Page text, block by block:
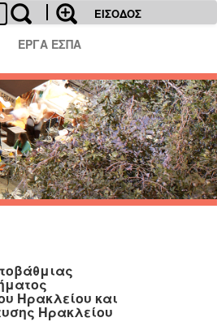
ΕΙΣΟΔΟΣ
ΕΡΓΑ ΕΣΠΑ
Ηρακλείου και
Ηρακλείου